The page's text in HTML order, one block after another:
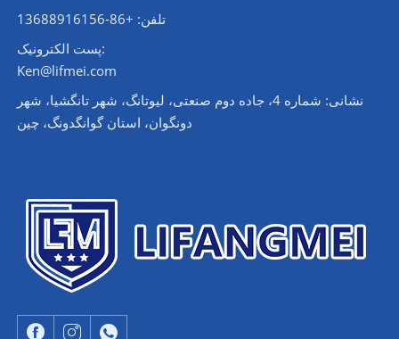
تلفن: +86-13688916156
پست الکترونیک:
Ken@lifmei.com
نشانی: شماره 4، جاده دوم صنعتی، لیوتانگ، شهر تانگشیا، شهر
دونگوان، استان گوانگدونگ، چین